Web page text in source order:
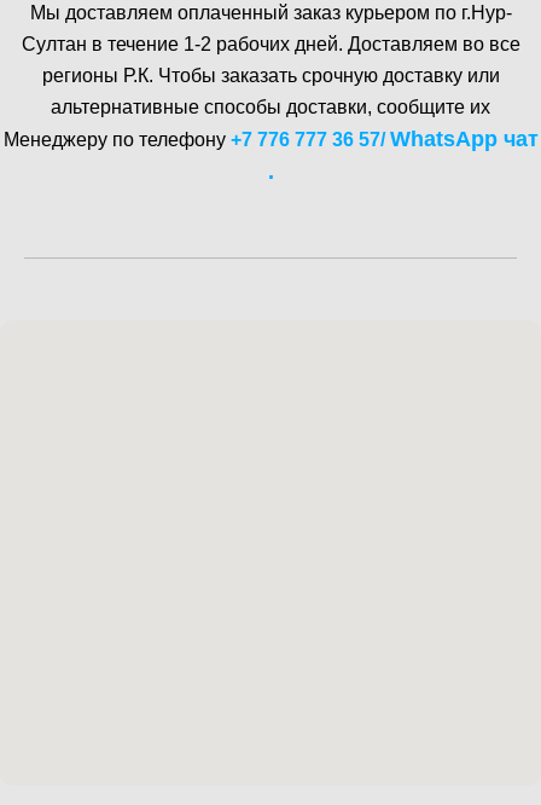
Мы доставляем оплаченный заказ курьером по г.Нур-
Cултан в течение 1-2 рабочих дней. Доставляем во все
регионы Р.К. Чтобы заказать срочную доставку или
альтернативные способы доставки, сообщите их
Менеджеру по телефону +7 776 777 36 57/WhatsA pp чат
.